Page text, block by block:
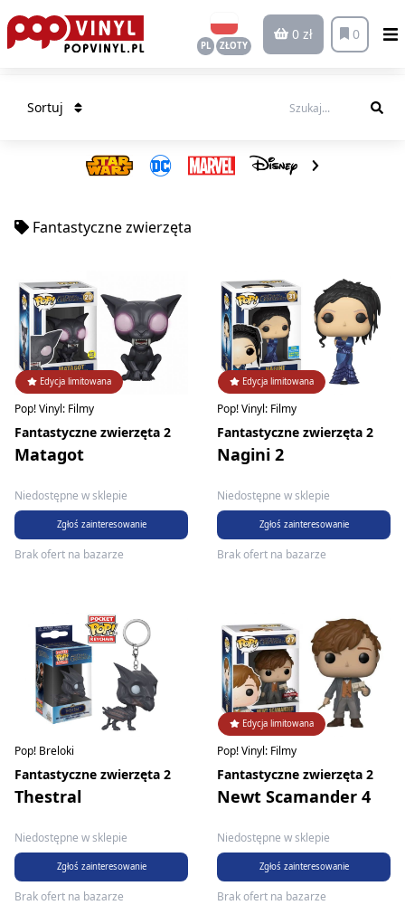
PL ZŁOTY
0 zł 0
Sortuj
Fantastyczne zwierzęta
Edycja limitowana
Pop! Vinyl: Filmy
Fantastyczne zwierzęta 2
Matagot
Niedostępne w sklepie
Zgłoś zainteresowanie
Brak ofert na bazarze
Edycja limitowana
Pop! Vinyl: Filmy
Fantastyczne zwierzęta 2
Nagini 2
Niedostępne w sklepie
Zgłoś zainteresowanie
Brak ofert na bazarze
Pop! Breloki
Fantastyczne zwierzęta 2
Thestral
Niedostępne w sklepie
Zgłoś zainteresowanie
Brak ofert na bazarze
Edycja limitowana
Pop! Vinyl: Filmy
Fantastyczne zwierzęta 2
Newt Scamander 4
Niedostępne w sklepie
Zgłoś zainteresowanie
Brak ofert na bazarze